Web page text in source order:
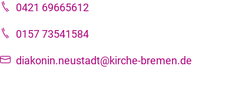
0421 69665612
0157 73541584
diakonin.neustadt@kirche-bremen.de